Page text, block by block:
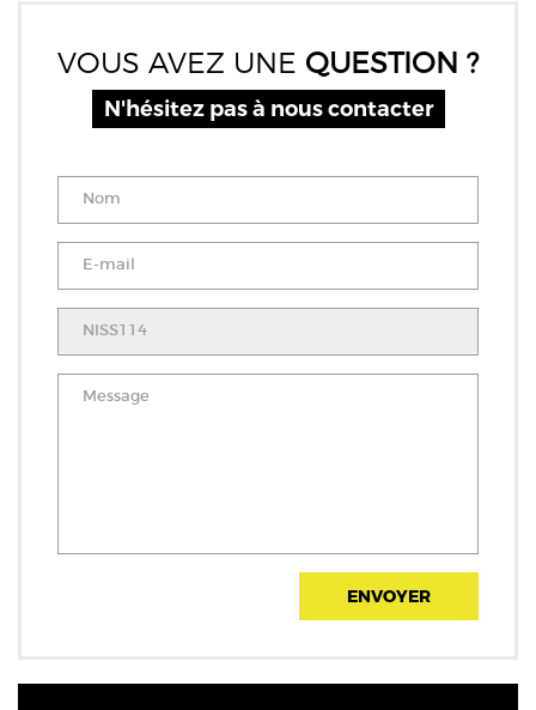
VOUS AVEZ UNE QUESTION ?
N'hésitez pas à nous contacter
ENVOYER